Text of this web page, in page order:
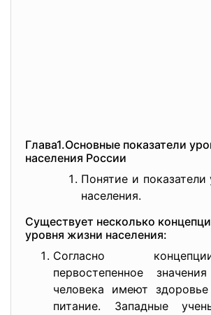
Глава1.Основные показатели
населения России
Понятие и
населения.
Существует несколько
уровня жизни населения:
Согласно
первостепенное
человека имеют
питание. Западные